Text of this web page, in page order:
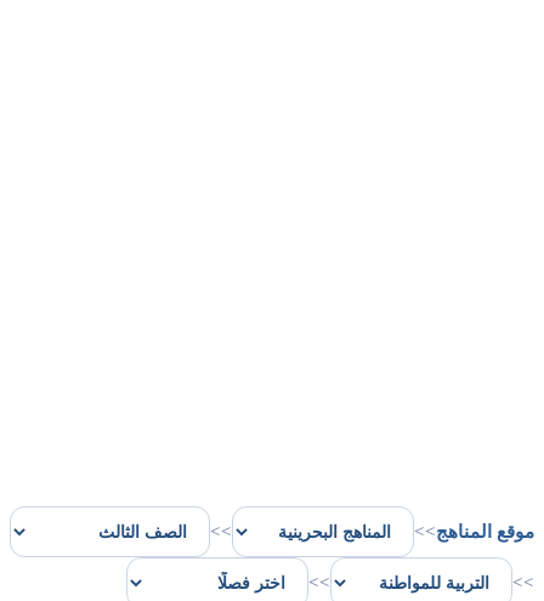
موقع المناهج>>
>>
>>
>>